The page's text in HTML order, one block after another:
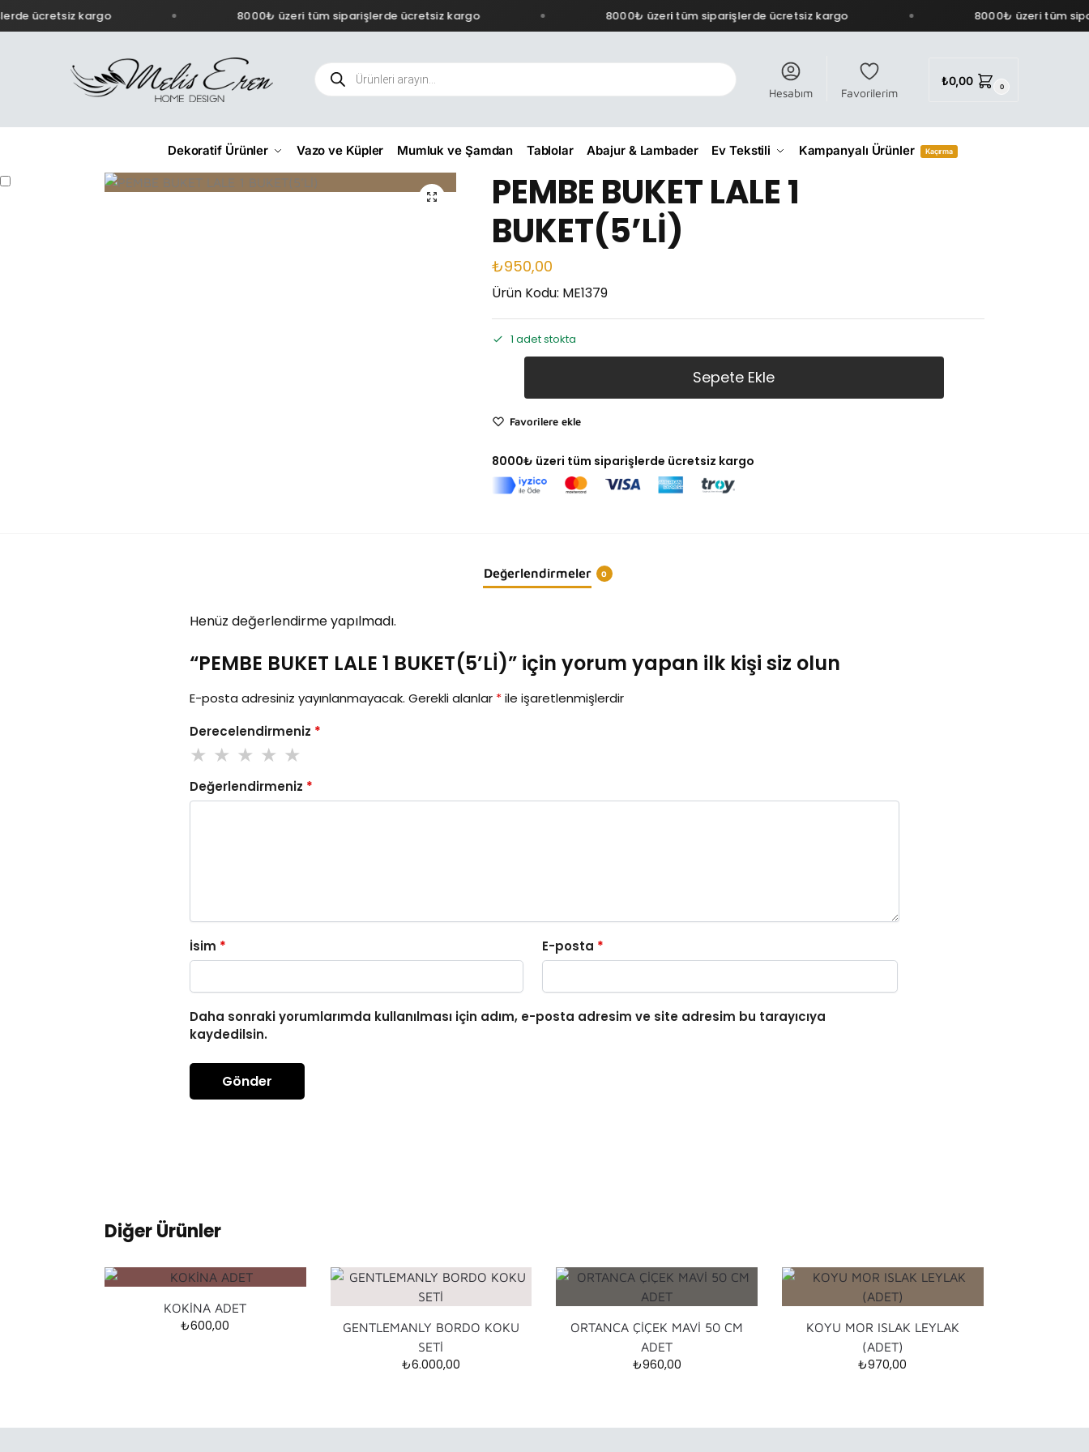
ücretsiz kargo 8000₺ üzeri tüm siparişlerde ücretsiz kargo 8000₺ üzeri tüm siparişlerde ücretsiz kargo 8000₺ üzeri tüm
Hesabım Favorilerim
₺0,00 0
Dekoratif Ürünler Vazo ve Küpler Mumluk ve Şamdan Tablolar Abajur & Lambader Ev Tekstili Kampanyalı Ürünler Kaçırma
PEMBE BUKET LALE 1
BUKET(5’Lİ)
₺950,00
Ürün Kodu: ME1379
1 adet stokta
Sepete Ekle
Favorilere ekle
8000₺ üzeri tüm siparişlerde ücretsiz kargo
Değerlendirmeler 0
Henüz değerlendirme yapılmadı.
“PEMBE BUKET LALE 1 BUKET(5’Lİ)” için yorum yapan ilk kişi siz olun
E-posta adresiniz yayınlanmayacak. Gerekli alanlar *ile işaretlenmişlerdir
Derecelendirmeniz *
Değerlendirmeniz *
İsim * E-posta *
Daha sonraki yorumlarımda kullanılması için adım, e-posta adresim ve site adresim bu tarayıcıya
kaydedilsin.
Diğer Ürünler
KOKİNA ADET
₺600,00
GENTLEMANLY BORDO KOKU
SETİ
₺6.000,00
ORTANCA ÇİÇEK MAVİ 50 CM
ADET
₺960,00
KOYU MOR ISLAK LEYLAK
(ADET)
₺970,00